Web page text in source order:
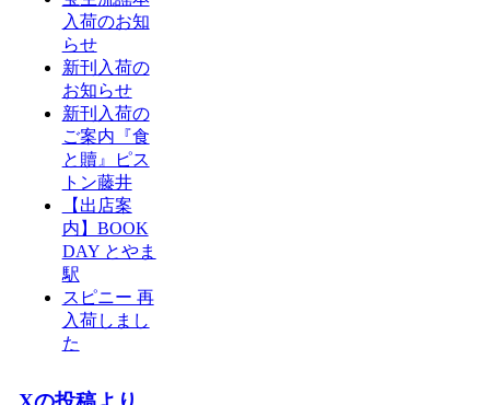
入荷のお知
らせ
新刊入荷の
お知らせ
新刊入荷の
ご案内『食
と贖』ピス
トン藤井
【出店案
内】BOOK
DAY とやま
駅
スピニー 再
入荷しまし
た